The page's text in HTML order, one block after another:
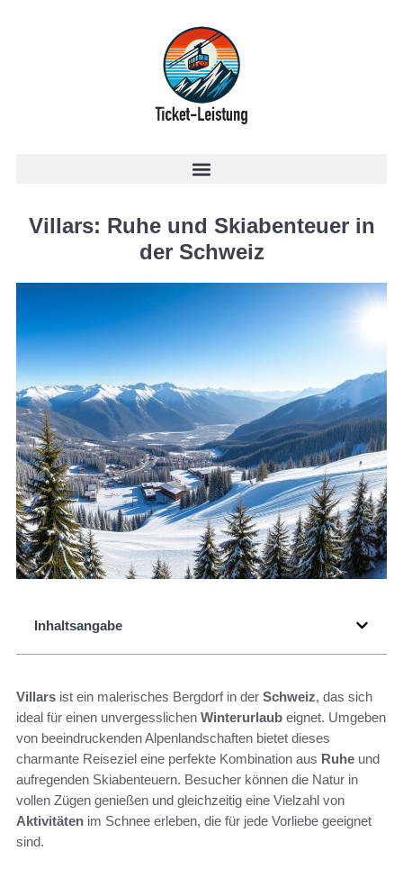
Villars: Ruhe und Skiabenteuer in
der Schweiz
Inhaltsangabe
Villars ist ein malerisches Bergdorf in der Schweiz, das sich
ideal für einen unvergesslichen Winterurlaub eignet. Umgeben
von beeindruckenden Alpenlandschaften bietet dieses
charmante Reiseziel eine perfekte Kombination aus Ruhe und
aufregenden Skiabenteuern. Besucher können die Natur in
vollen Zügen genießen und gleichzeitig eine Vielzahl von
Aktivitäten im Schnee erleben, die für jede Vorliebe geeignet
sind.